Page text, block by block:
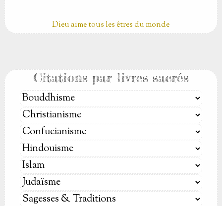
Dieu aime tous les êtres du monde
Citations par livres sacrés